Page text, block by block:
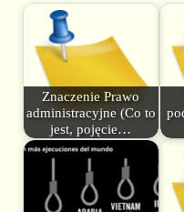
Znaczenie Prawo
administracyjne (Co to
jest, pojęcie…